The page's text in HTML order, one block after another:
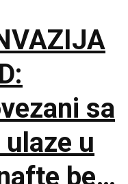
sa
u
bez